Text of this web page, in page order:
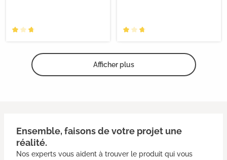
Afficher plus
Ensemble, faisons de votre projet une
réalité.
Nos experts vous aident à trouver le produit qui vous